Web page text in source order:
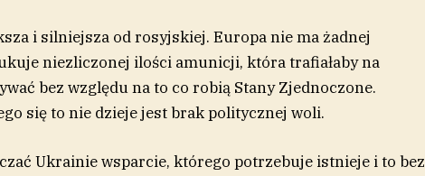
i silniejsza od rosyjskiej. Europa nie ma żadnej
niezliczonej ilości amunicji, która trafiałaby na
bez względu na to co robią Stany Zjednoczone.
się to nie dzieje jest brak politycznej woli.
Ukrainie wsparcie, którego potrzebuje istnieje i to bez